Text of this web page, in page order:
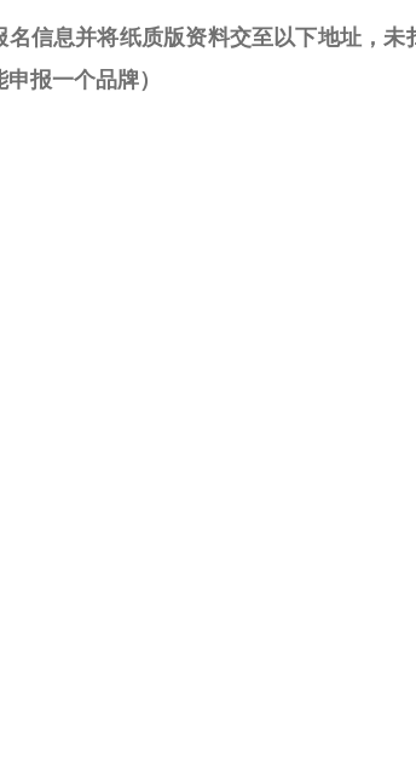
名信息并将纸质版资料交至以下地址，未
申报一个品牌）